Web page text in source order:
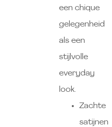
een chique
gelegenheid
als een
stijlvolle
everyday
look.
Zachte
satijnen